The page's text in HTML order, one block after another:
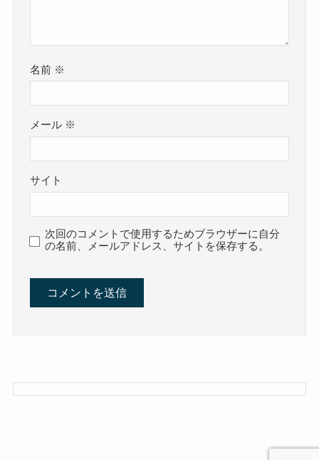
名前 ※
メール ※
サイト
次回のコメントで使用するためブラウザーに自分
の名前、メールアドレス、サイトを保存する。